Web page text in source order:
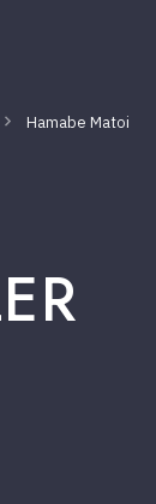
Hamabe Matoi